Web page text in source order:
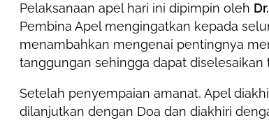
Pelaksanaan apel hari ini dipimpin oleh
Pembina Apel mengingatkan kepada
menambahkan mengenai pentingnya
tanggungan sehingga dapat
Setelah penyempaian amanat, Apel
dilanjutkan dengan Doa dan diakhiri